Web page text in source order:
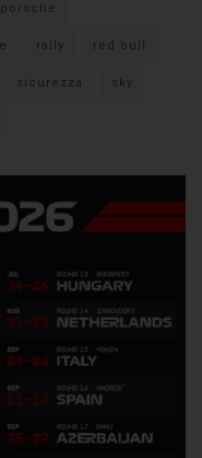
porsche
rally red bull
sicurezza sky